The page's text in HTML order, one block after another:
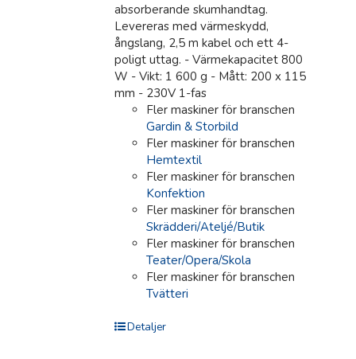
absorberande skumhandtag.
Levereras med värmeskydd,
ångslang, 2,5 m kabel och ett 4-
poligt uttag. - Värmekapacitet 800
W - Vikt: 1 600 g - Mått: 200 x 115
mm - 230V 1-fas
Fler maskiner för branschen
Gardin & Storbild
Fler maskiner för branschen
Hemtextil
Fler maskiner för branschen
Konfektion
Fler maskiner för branschen
Skrädderi/Ateljé/Butik
Fler maskiner för branschen
Teater/Opera/Skola
Fler maskiner för branschen
Tvätteri
Detaljer